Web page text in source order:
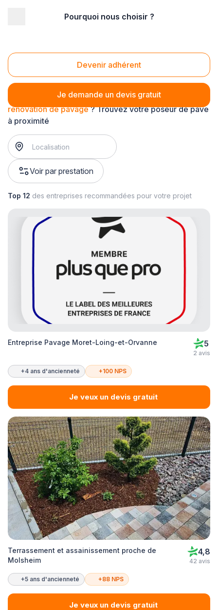
Pourquoi nous choisir ?
Devenir adhérent
Je demande un devis gratuit
Rénovation de pavage
rénovation de pavage? Trouvez votre poseur de pavé
à proximité
Voir par prestation
Top 12 des entreprises recommandées pour votre projet
Entreprise Pavage Moret-Loing-et-Orvanne 5
2 avis
+4 ans d'ancienneté +100 NPS
Je veux un devis gratuit
Terrassement et assainissement proche de
Molsheim
4,8
42 avis
+5 ans d'ancienneté +88 NPS
Je veux un devis gratuit